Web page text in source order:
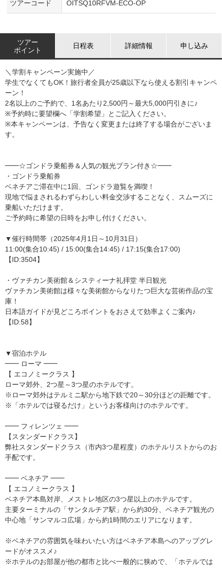
ツアーコード OITSQ10RFVM-ECO-OP
ツアー
ポイント
日程表 詳細情報 申し込み
＼学割キャンペーン実施中／
学生でなくてもOK！旅行者全員が25歳以下なら使える割引キャンペ
ーン！
2名以上のご予約で、1名あたり2,500円～最大5,000円引きに♪
※予約時に要望欄へ「学割希望」とご記入ください。
※本キャンペーンは、予告なく変更または終了する場合がございま
す。
━━☆ゴンドラ乗船券＆人気の観光プラン付き☆━━
・ゴンドラ乗船券
ベネチアご滞在中に1回、ゴンドラ遊覧を満喫！
現地で悩まされるわずらわしい料金交渉することなく、スムーズに
乗船いただけます。
ご予約時に希望の日時をお申し付けください。
▼催行時間帯（2025年4月1日～10月31日）
11:00(集合10:45) / 15:00(集合14:45) / 17:15(集合17:00)
【ID:3504】
・ヴァチカン美術館＆システィーナ礼拝堂 半日観光
ヴァチカン美術館は様々な美術館からなりたつ巨大な芸術作品の宝
庫！
日本語ガイドが見どころポイントをおさえて効率よくご案内♪
【ID:58】
▼宿泊ホテル
━━ ローマ ━━
【 エコノミークラス 】
ローマ郊外、2つ星～3つ星のホテルです。
※ローマ郊外はテルミニ駅から地下鉄で20～30分ほどの距離です。
※「ホテルでは寝るだけ」というお客様向けのホテルです。
━━ フィレンツェ ━━
【スタンダードクラス】
弊社スタンダードクラス（市内3つ星程度）のホテルリストからのお
手配です。
━━ ベネチア ━━
【 エコノミークラス 】
ベネチア本島対岸、メストレ地区の3つ星以上のホテルです。
主要ターミナルの「サンタルチア駅」から約30分、ベネチア観光の
中心地「サンマルコ広場」から約1時間のエリアになります。
※ベネチアの雰囲気を味わいたい方はベネチア本島へのアップグレ
ードがオススメ♪
※ホテルのお部屋が他の都市と比べ一般的に狭めで、「ホテルでは